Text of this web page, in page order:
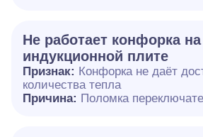
Не работает конфорка на
индукционной плите
Признак: Конфорка не даёт
количества тепла
Причина: Поломка